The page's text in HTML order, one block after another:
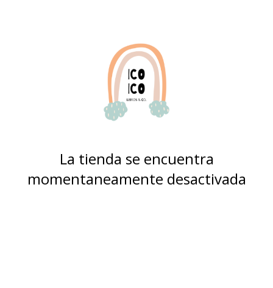
La tienda se encuentra
momentaneamente desactivada